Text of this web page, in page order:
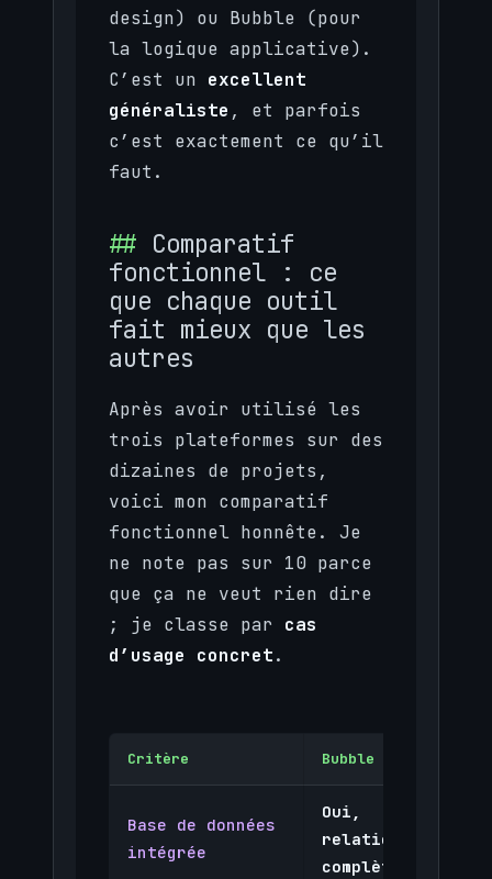
design) ou Bubble (pour
la logique applicative).
C’est un excellent
généraliste , et parfois
c’est exactement ce qu’il
faut.
Comparatif
fonctionnel : ce
que chaque outil
fait mieux que les
autres
Après avoir utilisé les
trois plateformes sur des
dizaines de projets,
voici mon comparatif
fonctionnel honnête. Je
ne note pas sur 10 parce
que ça ne veut rien dire
; je classe par cas
d’usage concret.
Critère Bubble
Base de données
intégrée
Oui,
relationnelle
complète